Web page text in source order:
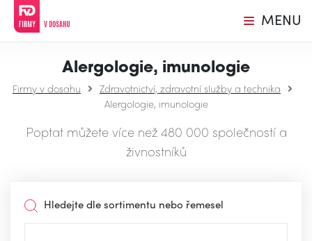
MENU
Alergologie, imunologie
Firmy v dosahu
Zdravotnictví, zdravotní služby a technika
Alergologie, imunologie
Poptat můžete více než 480 000 společností a
živnostníků
Hledejte dle sortimentu nebo řemesel